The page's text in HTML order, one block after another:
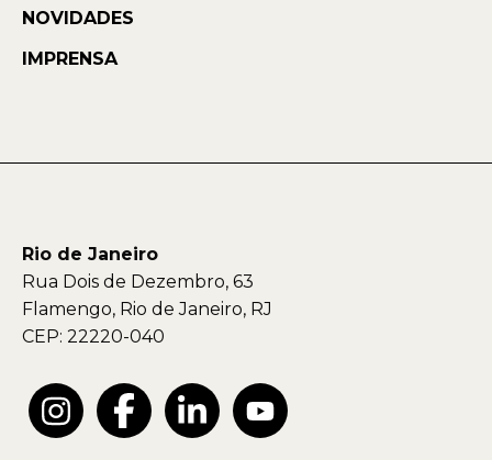
NOVIDADES
IMPRENSA
Rio de Janeiro
Rua Dois de Dezembro, 63
Flamengo, Rio de Janeiro, RJ
CEP: 22220-040